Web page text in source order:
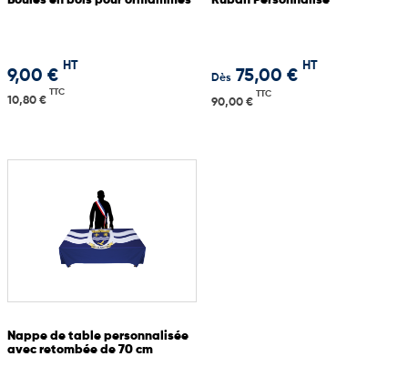
9,00 €
HT
10,80 €
TTC
Dès 75,00 €
HT
90,00 €
TTC
Nappe de table personnalisée
avec retombée de 70 cm